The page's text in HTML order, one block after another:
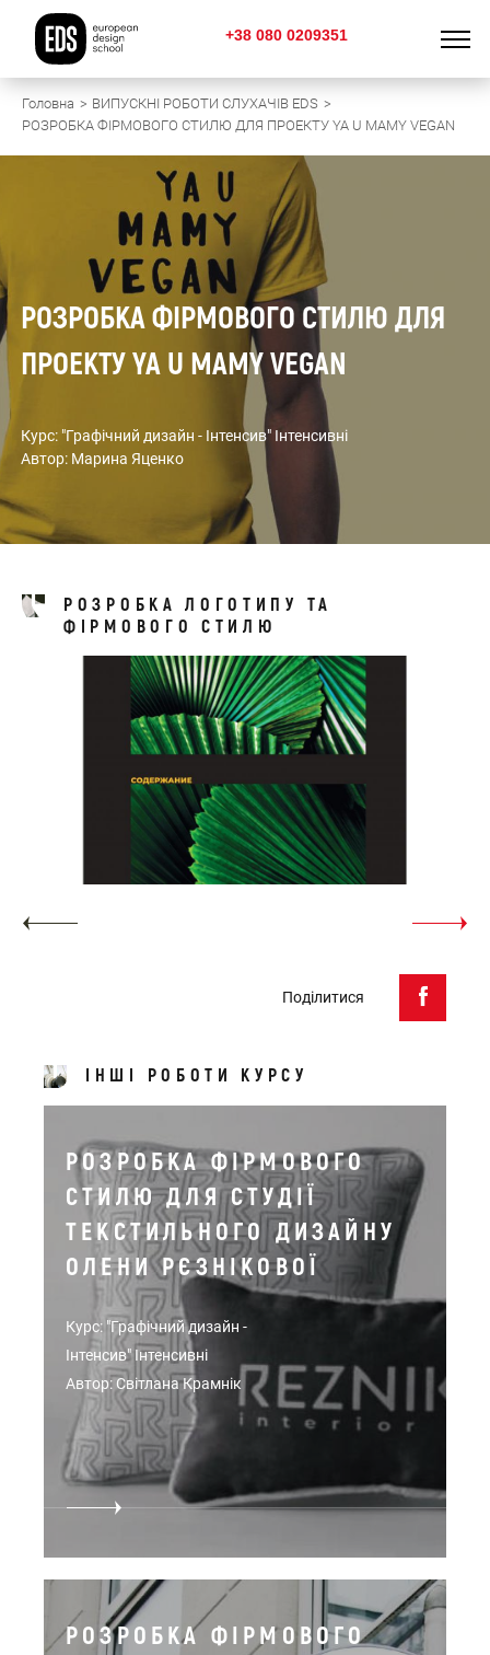
+38 080 0209351
Головна
ВИПУСКНІ РОБОТИ СЛУХАЧІВ EDS
РОЗРОБКА ФІРМОВОГО СТИЛЮ ДЛЯ ПРОЕКТУ YA U MAMY VEGAN
РОЗРОБКА ФІРМОВОГО СТИЛЮ ДЛЯ
ПРОЕКТУ YA U MAMY VEGAN
Курс: "Графічний дизайн - Інтенсив" Інтенсивні
Автор: Марина Яценко
РОЗРОБКА ЛОГОТИПУ ТА
ФІРМОВОГО СТИЛЮ
Поділитися
ІНШІ РОБОТИ КУРСУ
РОЗРОБКА ФІРМОВОГО
СТИЛЮ ДЛЯ СТУДІЇ
ТЕКСТИЛЬНОГО ДИЗАЙНУ
ОЛЕНИ РЄЗНІКОВОЇ
Курс: "Графічний дизайн -
Інтенсив" Інтенсивні
Автор: Світлана Крамнік
РОЗРОБКА ФІРМОВОГО